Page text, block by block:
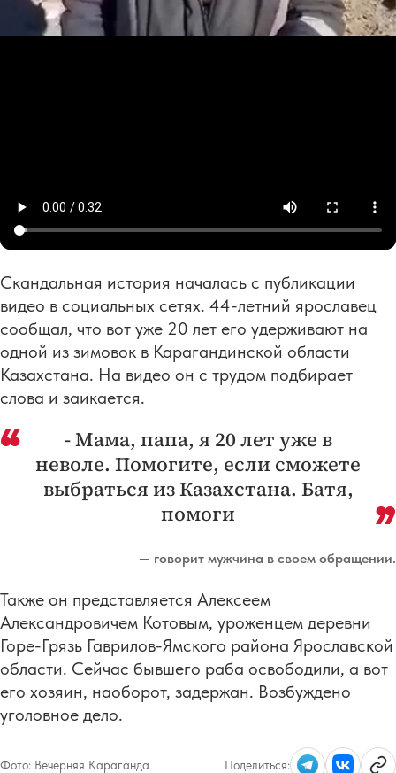
Скандальная история началась с публикации
видео в социальных сетях. 44-летний ярославец
сообщал, что вот уже 20 лет его удерживают на
одной из зимовок в Карагандинской области
Казахстана. На видео он с трудом подбирает
слова и заикается.
- Мама, папа, я 20 лет уже в
неволе. Помогите, если сможете
выбраться из Казахстана. Батя,
помоги
— говорит мужчина в своем обращении.
Также он представляется Алексеем
Александровичем Котовым, уроженцем деревни
Горе-Грязь Гаврилов-Ямского района Ярославской
области. Сейчас бывшего раба освободили, а вот
его хозяин, наоборот, задержан. Возбуждено
уголовное дело.
Фото: Вечерняя Караганда Поделиться: